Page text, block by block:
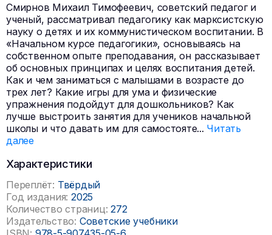
Смирнов Михаил Тимофеевич, советский педагог и
ученый, рассматривал педагогику как марксистскую
науку о детях и их коммунистическом воспитании. В
«Начальном курсе педагогики», основываясь на
собственном опыте преподавания, он рассказывает
об основных принципах и целях воспитания детей.
Как и чем заниматься с малышами в возрасте до
трех лет? Какие игры для ума и физические
упражнения подойдут для дошкольников? Как
лучше выстроить занятия для учеников начальной
школы и что давать им для самостояте... Читать
далее
Характеристики
Переплёт: Твёрдый
Год издания: 2025
Количество страниц: 272
Издательство: Советские учебники